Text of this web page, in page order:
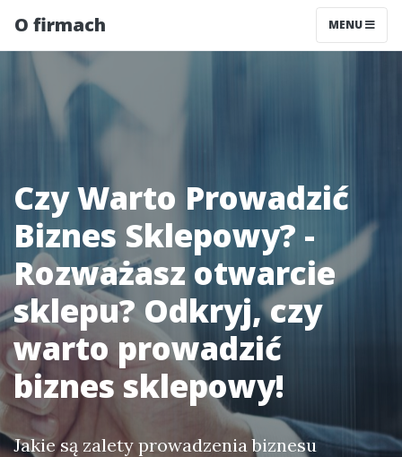
O firmach MENU
Czy Warto Prowadzić
Biznes Sklepowy? -
Rozważasz otwarcie
sklepu? Odkryj, czy
warto prowadzić
biznes sklepowy!
Jakie są zalety prowadzenia biznesu